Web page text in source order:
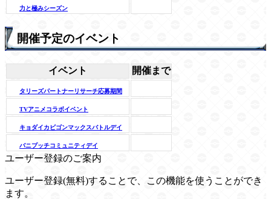
力と極みシーズン
開催予定のイベント
イベント 開催まで
タリーズパートナーリサーチ応募期間
TVアニメコラボイベント
キョダイカビゴンマックスバトルデイ
バニプッチコミュニティデイ
ユーザー登録のご案内
ユーザー登録(無料)することで、この機能を使うことができ
ます。